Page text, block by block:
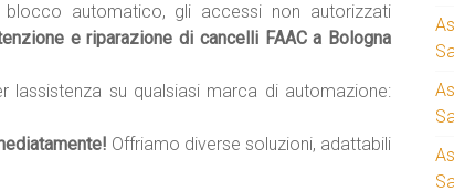
automatico, gli accessi non autorizzati
e riparazione di cancelli FAAC a Bologna
su qualsiasi marca di automazione:
Offriamo diverse soluzioni, adattabili